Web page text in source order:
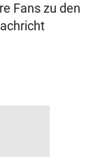
Fans zu den